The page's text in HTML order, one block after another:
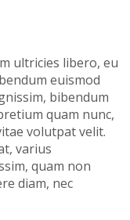
ultricies libero, eu
euismod
bibendum
quam nunc,
volutpat velit.
varius
quam non
diam, nec